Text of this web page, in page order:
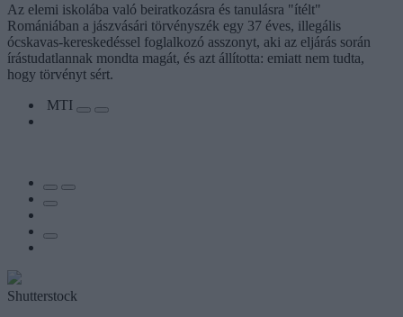
Az elemi iskolába való beiratkozásra és tanulásra "ítélt"
Romániában a jászvásári törvényszék egy 37 éves, illegális
ócskavas-kereskedéssel foglalkozó asszonyt, aki az eljárás során
írástudatlannak mondta magát, és azt állította: emiatt nem tudta,
hogy törvényt sért.
MTI
Shutterstock